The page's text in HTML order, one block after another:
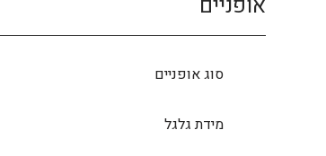
סוג אופניים
מידת גלגל